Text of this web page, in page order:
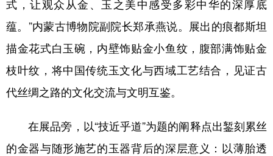
式，让观众从金、玉之美中感受多彩中华的深厚底
蕴。”内蒙古博物院副院长郑承燕说。展出的痕都斯坦
描金花式白玉碗，内壁饰贴金小鱼纹，腹部满饰贴金
枝叶纹，将中国传统玉文化与西域工艺结合，见证古
代丝绸之路的文化交流与文明互鉴。
在展品旁，以“技近乎道”为题的阐释点出錾刻累丝
的金器与随形施艺的玉器背后的深层意义：以薄胎透